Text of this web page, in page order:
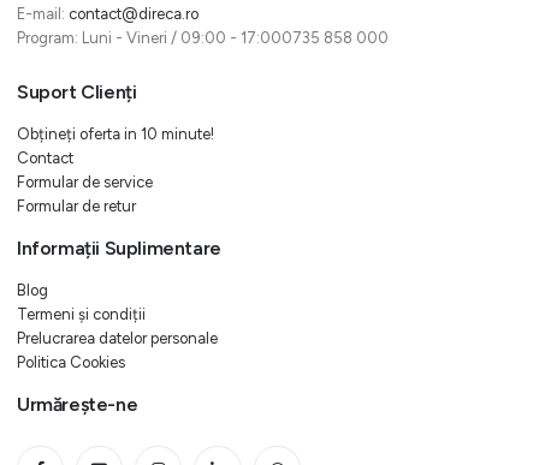
E-mail: contact@direca.ro
Program: Luni - Vineri / 09:00 - 17:000735 858 000
Suport Clienți
Obțineți oferta in 10 minute!
Contact
Formular de service
Formular de retur
Informații Suplimentare
Blog
Termeni și condiții
Prelucrarea datelor personale
Politica Cookies
Urmărește-ne